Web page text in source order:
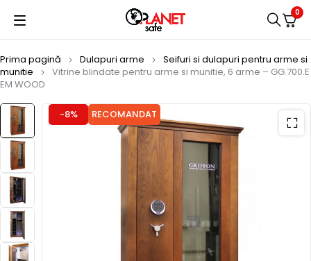
0
Prima pagină Dulapuri arme
Seifuri si dulapuri pentru arme si
munitie
Vitrine blindate pentru arme si munitie, 6 arme – GG.700.E
EM WOOD
-8% RECOMANDAT